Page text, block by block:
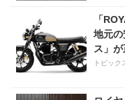
「
地元
ス」
トピック